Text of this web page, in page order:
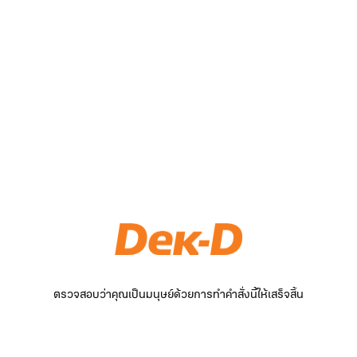
ตรวจสอบว่าคุณเป็นมนุษย์ด้วยการทำคำสั่งนี้ให้เสร็จสิ้น